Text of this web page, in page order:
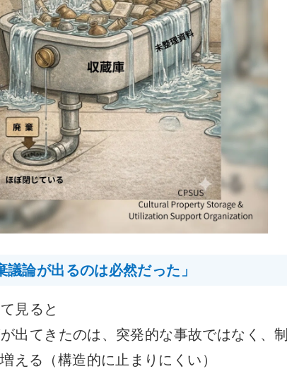
議論が出るのは必然だった」
見ると
出てきたのは、突発的な事故ではなく、
える（構造的に止まりにくい）